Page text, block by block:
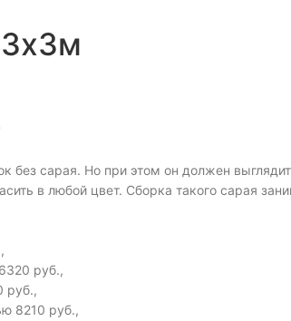
без сарая. Но при этом он должен
в любой цвет. Сборка такого сарая
руб.,
руб.,
8210 руб.,